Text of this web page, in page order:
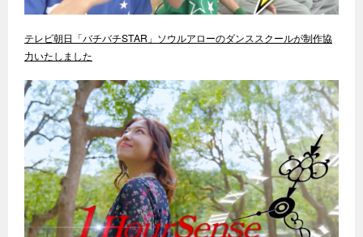
テレビ朝日「バチバチSTAR」ソウルアローのダンススクールが制作協
力いたしました